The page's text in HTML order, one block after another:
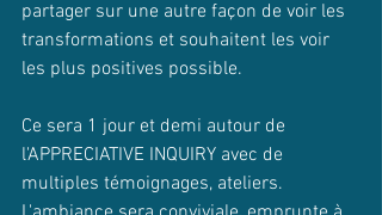
partager sur une autre façon de voir les
transformations et souhaitent les voir
les plus positives possible.
Ce sera 1 jour et demi autour de
l'APPRECIATIVE INQUIRY avec de
multiples témoignages, ateliers.